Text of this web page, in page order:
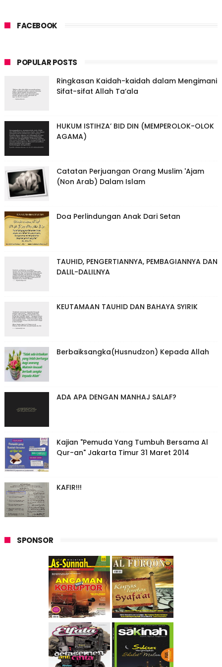
FACEBOOK
POPULAR POSTS
Ringkasan Kaidah-kaidah dalam Mengimani
Sifat-sifat Allah Ta’ala
HUKUM ISTIHZA’ BID DIN (MEMPEROLOK-OLOK
AGAMA)
Catatan Perjuangan Orang Muslim 'Ajam
(Non Arab) Dalam Islam
Doa Perlindungan Anak Dari Setan
TAUHID, PENGERTIANNYA, PEMBAGIANNYA DAN
DALIL-DALILNYA
KEUTAMAAN TAUHID DAN BAHAYA SYIRIK
Berbaiksangka(Husnudzon) Kepada Allah
ADA APA DENGAN MANHAJ SALAF?
Kajian "Pemuda Yang Tumbuh Bersama Al
Qur-an" Jakarta Timur 31 Maret 2014
KAFIR!!!
SPONSOR